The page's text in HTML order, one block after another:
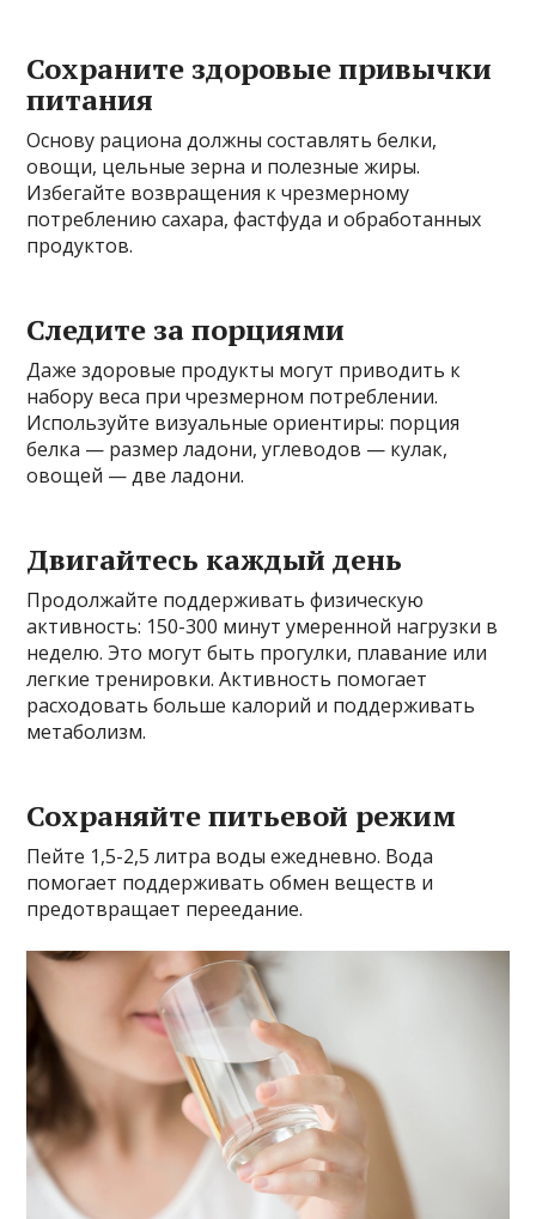
Сохраните здоровые привычки
питания
Основу рациона должны составлять белки,
овощи, цельные зерна и полезные жиры.
Избегайте возвращения к чрезмерному
потреблению сахара, фастфуда и обработанных
продуктов.
Следите за порциями
Даже здоровые продукты могут приводить к
набору веса при чрезмерном потреблении.
Используйте визуальные ориентиры: порция
белка — размер ладони, углеводов — кулак,
овощей — две ладони.
Двигайтесь каждый день
Продолжайте поддерживать физическую
активность: 150-300 минут умеренной нагрузки в
неделю. Это могут быть прогулки, плавание или
легкие тренировки. Активность помогает
расходовать больше калорий и поддерживать
метаболизм.
Сохраняйте питьевой режим
Пейте 1,5-2,5 литра воды ежедневно. Вода
помогает поддерживать обмен веществ и
предотвращает переедание.